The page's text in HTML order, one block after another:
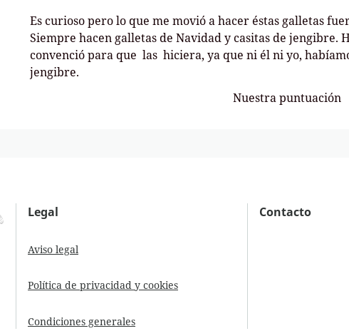
Es curioso pero lo que me movió a hacer éstas galletas
Siempre hacen galletas de Navidad y casitas de jengibre.
convenció para que las hiciera, ya que ni él ni yo,
jengibre.
Nuestra puntuación
Legal
Aviso legal
Política de privacidad y cookies
Condiciones generales
Contacto